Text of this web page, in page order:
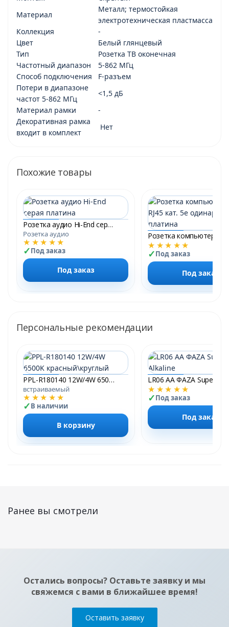
Материал
Металл; термостойкая
электротехническая пластмасса
Коллекция
-
Цвет
Белый глянцевый
Тип
Розетка ТВ оконечная
Частотный диапазон
5-862 МГц
Способ подключения
F-разъем
Потери в диапазоне
частот 5-862 МГц
<1,5 дБ
Материал рамки
-
Декоративная рамка
входит в комплект
Нет
Похожие товары
Розетка аудио Hi-End серая платина
Розетка аудио
★★★★★
Под заказ
Под заказ
★★★★★
Под заказ
Под заказ
Персональные рекомендации
PPL-R180140 12W/4W 6500K красный\круглый
встраиваемый
★★★★★
В наличии
В корзину
★★★★★
Под заказ
Под заказ
Ранее вы смотрели
Остались вопросы? Оставьте заявку и мы
свяжемся с вами в ближайшее время!
Оставить заявку